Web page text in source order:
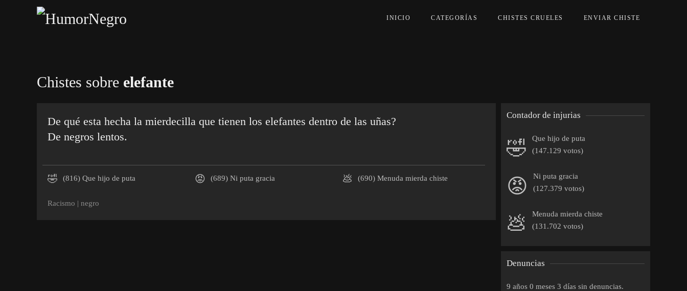
INICIO CATEGORÍAS CHISTES CRUELES ENVIAR CHISTE
Chistes sobre elefante
De qué esta hecha la mierdecilla que tienen los elefantes dentro de las uñas?
De negros lentos.
🤣 (816) Que hijo de puta 😡 (689) Ni puta gracia 💩 (690)Menuda mierda chiste
Racismo | negro
Contador de injurias
🤣
Que hijo de puta
(147.129 votos)
😡
Ni puta gracia
(127.379 votos)
💩
Menuda mierda chiste
(131.702 votos)
Denuncias
9 años 0 meses 3 días sin denuncias.